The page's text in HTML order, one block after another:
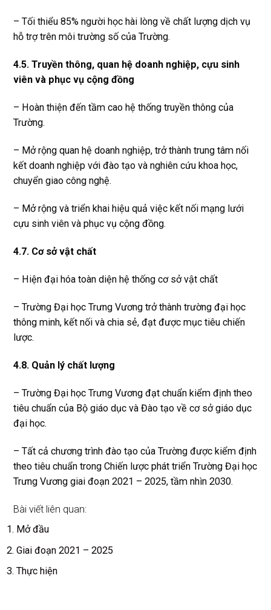
– Tối thiểu 85% người học hài lòng về chất lượng dịch vụ
hỗ trợ trên môi trường số của Trường.
4.5. Truyền thông, quan hệ doanh nghiệp, cựu sinh
viên và phục vụ cộng đồng
– Hoàn thiện đến tầm cao hệ thống truyền thông của
Trường.
– Mở rộng quan hệ doanh nghiệp, trở thành trung tâm nối
kết doanh nghiệp với đào tạo và nghiên cứu khoa học,
chuyển giao công nghệ.
– Mở rộng và triển khai hiệu quả việc kết nối mạng lưới
cựu sinh viên và phục vụ cộng đồng.
4.7. Cơ sở vật chất
– Hiện đại hóa toàn diện hệ thống cơ sở vật chất
– Trường Đại học Trưng Vương trở thành trường đại học
thông minh, kết nối và chia sẻ, đạt được mục tiêu chiến
lược.
4.8. Quản lý chất lượng
– Trường Đại học Trưng Vương đạt chuẩn kiểm định theo
tiêu chuẩn của Bộ giáo dục và Đào tạo về cơ sở giáo dục
đại học.
– Tất cả chương trình đào tạo của Trường được kiểm định
theo tiêu chuẩn trong Chiến lược phát triển Trường Đại học
Trưng Vương giai đoạn 2021 – 2025, tầm nhìn 2030.
Bài viết liên quan:
Mở đầu
Giai đoạn 2021 – 2025
Thực hiện